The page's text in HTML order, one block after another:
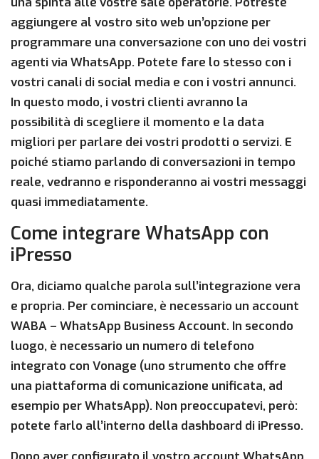
aggiungere al vostro sito web un’opzione per
programmare una conversazione con uno dei vostri
agenti via WhatsApp. Potete fare lo stesso con i
vostri canali di social media e con i vostri annunci.
In questo modo, i vostri clienti avranno la
possibilità di scegliere il momento e la data
migliori per parlare dei vostri prodotti o servizi. E
poiché stiamo parlando di conversazioni in tempo
reale, vedranno e risponderanno ai vostri messaggi
quasi immediatamente.
Come integrare WhatsApp con
iPresso
Ora, diciamo qualche parola sull’integrazione vera
e propria. Per cominciare, è necessario un account
WABA – WhatsApp Business Account. In secondo
luogo, è necessario un numero di telefono
integrato con Vonage (uno strumento che offre
una piattaforma di comunicazione unificata, ad
esempio per WhatsApp). Non preoccupatevi, però:
potete farlo all’interno della dashboard di iPresso.